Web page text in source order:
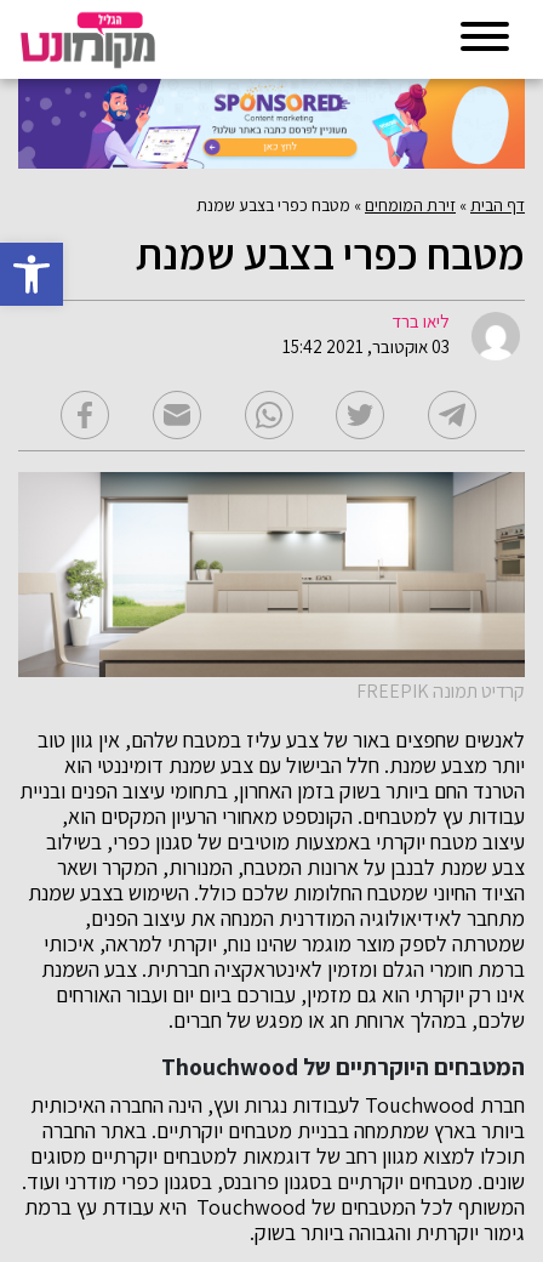
פתח
דף הבית » זירת המומחים» מטבח כפרי בצבע שמנת
מטבח כפרי בצבע שמנת
ליאו ברד
03 אוקטובר, 2021 15:42
קרדיט תמונה FREEPIK
לאנשים שחפצים באור של צבע עליז במטבח שלהם, אין גוון טוב
יותר מצבע שמנת. חלל הבישול עם צבע שמנת דומיננטי הוא
הטרנד החם ביותר בשוק בזמן האחרון, בתחומי עיצוב הפנים ובניית
עבודות עץ למטבחים. הקונספט מאחורי הרעיון המקסים הוא,
עיצוב מטבח יוקרתי באמצעות מוטיבים של סגנון כפרי, בשילוב
צבע שמנת לבנבן על ארונות המטבח, המנורות, המקרר ושאר
הציוד החיוני שמטבח החלומות שלכם כולל. השימוש בצבע שמנת
מתחבר לאידיאולוגיה המודרנית המנחה את עיצוב הפנים,
שמטרתה לספק מוצר מוגמר שהינו נוח, יוקרתי למראה, איכותי
ברמת חומרי הגלם ומזמין לאינטראקציה חברתית. צבע השמנת
אינו רק יוקרתי הוא גם מזמין, עבורכם ביום יום ועבור האורחים
שלכם, במהלך ארוחת חג או מפגש של חברים.
המטבחים היוקרתיים של Thouchwood
חברת Touchwood לעבודות נגרות ועץ, הינה החברה האיכותית
ביותר בארץ שמתמחה בבניית מטבחים יוקרתיים. באתר החברה
תוכלו למצוא מגוון רחב של דוגמאות למטבחים יוקרתיים מסוגים
שונים. מטבחים יוקרתיים בסגנון פרובנס, בסגנון כפרי מודרני ועוד.
המשותף לכל המטבחים של Touchwood היא עבודת עץ ברמת
גימור יוקרתית והגבוהה ביותר בשוק.